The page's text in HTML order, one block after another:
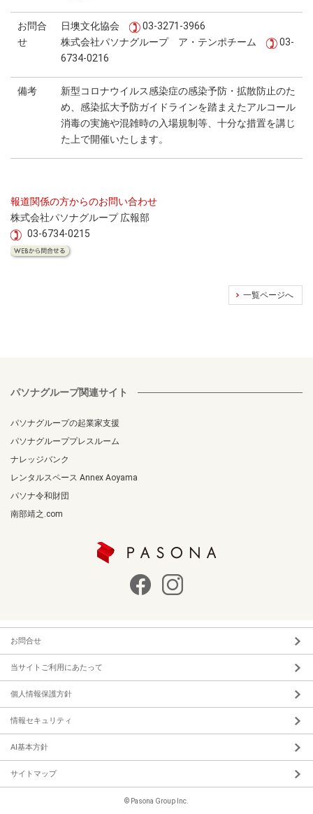
お問合
せ
日墺文化協会
03-3271-3966
株式会社パソナグループ ア・テンポチーム
03-
6734-0216
備考
新型コロナウイルス感染症の感染予防・拡散防止のた
め、感染拡大予防ガイドラインを踏まえたアルコール
消毒の実施や混雑時の入場規制等、十分な措置を講じ
た上で開催いたします。
報道関係の方からのお問い合わせ
株式会社パソナグループ 広報部
03-6734-0215
一覧ページへ
パソナグループ関連サイト
パソナグループの起業家支援
パソナグループプレスルーム
ナレッジバンク
レンタルスペース Annex Aoyama
パソナ令和財団
南部靖之.com
お問合せ
当サイトご利用にあたって
個人情報保護方針
情報セキュリティ
AI基本方針
サイトマップ
© Pasona Group Inc.